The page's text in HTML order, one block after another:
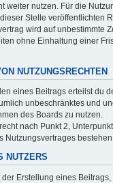
weiter nutzen. Für die
Stelle veröffentlichten
wird auf unbestimmte
ohne Einhaltung einer
NUTZUNGSRECHTEN
eines Beitrags erteilst du
unbeschränktes und
des Boards zu nutzen.
nach Punkt 2,
Nutzungsvertrages
NUTZERS
der Erstellung eines